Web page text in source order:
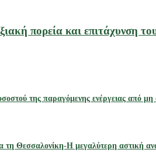
πορεία και επιτάχυνση
της παραγόμενης ενέργειας από
τη Θεσσαλονίκη-Η μεγαλύτερη αστική